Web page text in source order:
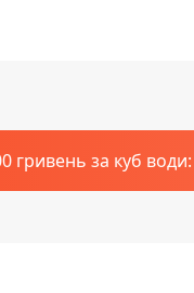
гривень за куб